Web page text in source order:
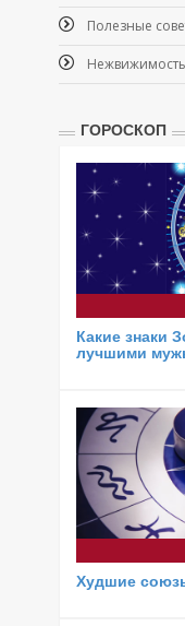
Полезные
Нежвижимость
ГОРОСКОП
Какие знаки
лучшими
Худшие